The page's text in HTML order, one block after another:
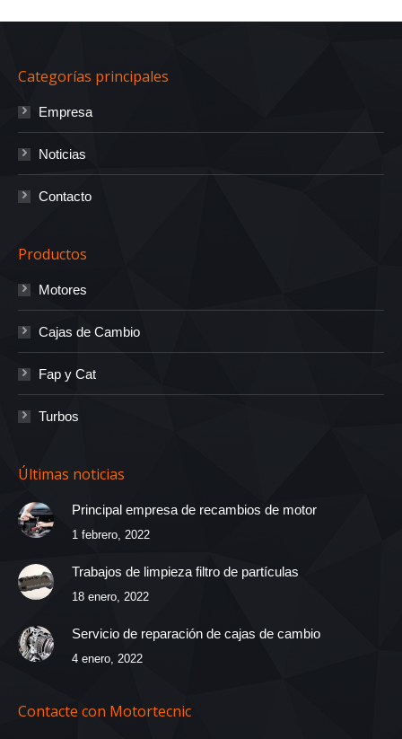
Categorías principales
Empresa
Noticias
Contacto
Productos
Motores
Cajas de Cambio
Fap y Cat
Turbos
Últimas noticias
Principal empresa de recambios de motor
1 febrero, 2022
Trabajos de limpieza filtro de partículas
18 enero, 2022
Servicio de reparación de cajas de cambio
4 enero, 2022
Contacte con Motortecnic